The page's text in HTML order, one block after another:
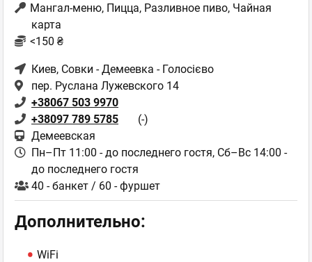
Мангал-меню, Пицца, Разливное пиво, Чайная
карта
<150 ₴
Киев, Совки - Демеевка - Голосієво
пер. Руслана Лужевского 14
+38067 503 9970
+38097 789 5785
(-)
Демеевская
Пн–Пт 11:00 - до последнего гостя, Сб–Вс 14:00 -
до последнего гостя
40 - банкет / 60 - фуршет
Дополнительно:
WiFi